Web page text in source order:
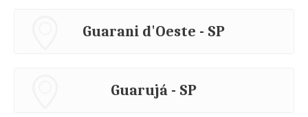
Guarani d'Oeste - SP
Guarujá - SP